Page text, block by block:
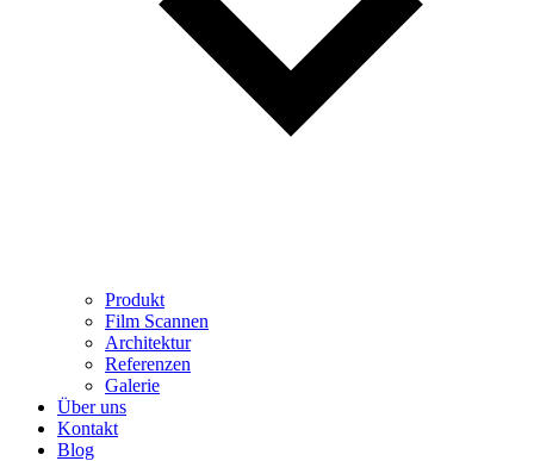
Produkt
Film Scannen
Architektur
Referenzen
Galerie
Über uns
Kontakt
Blog